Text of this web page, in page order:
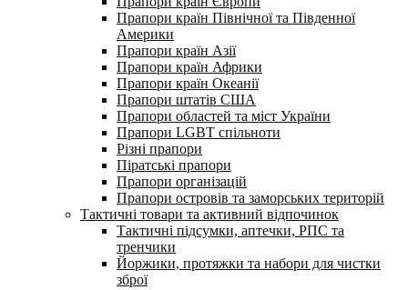
Прапори країн Північної та Південної
Америки
Прапори країн Азії
Прапори країн Африки
Прапори країн Океанії
Прапори штатів США
Прапори областей та міст України
Прапори LGBT спільноти
Різні прапори
Піратські прапори
Прапори організацій
Прапори островів та заморських територій
Тактичні товари та активний відпочинок
Тактичні підсумки, аптечки, РПС та
тренчики
Йоржики, протяжки та набори для чистки
зброї